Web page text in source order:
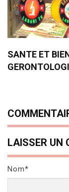
SANTE ET
LAISSER UN
Nom*